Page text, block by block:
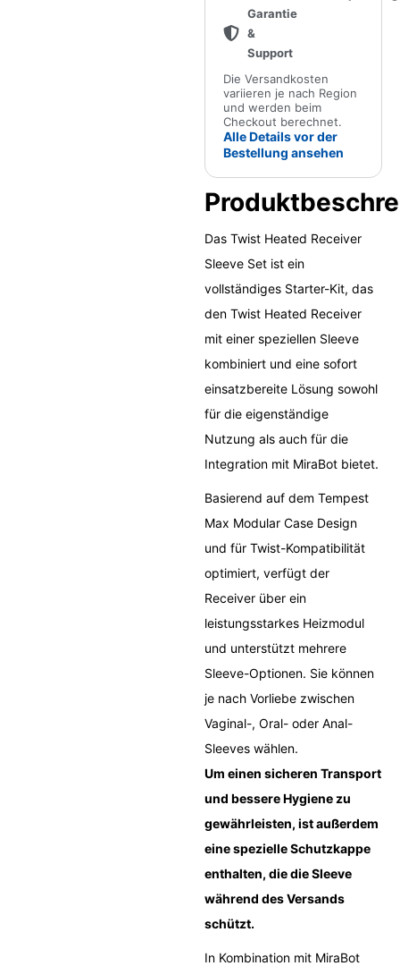
Garantie
&
Support
Die Versandkosten
variieren je nach Region
und werden beim
Checkout berechnet.
Alle Details vor der
Bestellung ansehen
Das Twist Heated Receiver
Sleeve Set ist ein
vollständiges Starter-Kit, das
den Twist Heated Receiver
mit einer speziellen Sleeve
kombiniert und eine sofort
einsatzbereite Lösung sowohl
für die eigenständige
Nutzung als auch für die
Integration mit MiraBot bietet.
Basierend auf dem Tempest
Max Modular Case Design
und für Twist-Kompatibilität
optimiert, verfügt der
Receiver über ein
leistungsstarkes Heizmodul
und unterstützt mehrere
Sleeve-Optionen. Sie können
je nach Vorliebe zwischen
Vaginal-, Oral- oder Anal-
Sleeves wählen.
Um einen sicheren Transport
und bessere Hygiene zu
gewährleisten, ist außerdem
eine spezielle Schutzkappe
enthalten, die die Sleeve
während des Versands
schützt.
In Kombination mit MiraBot